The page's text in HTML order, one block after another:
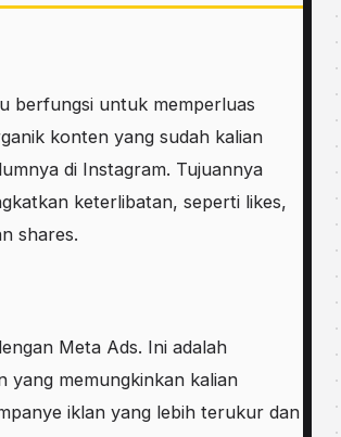
berfungsi untuk memperluas
konten yang sudah kalian
di Instagram. Tujuannya
keterlibatan, seperti likes,
shares.
Meta Ads. Ini adalah
yang memungkinkan kalian
iklan yang lebih terukur dan